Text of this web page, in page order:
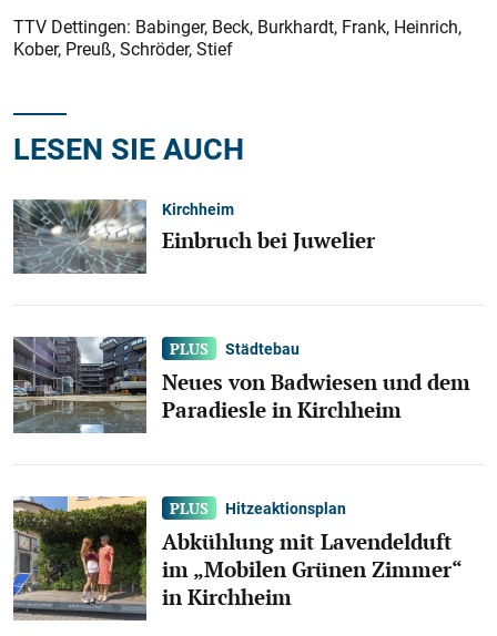
TTV Dettingen: Babinger, Beck, Burkhardt, Frank, Heinrich,
Kober, Preuß, Schröder, Stief
LESEN SIE AUCH
Kirchheim
Einbruch bei Juwelier
Städtebau
Neues von Badwiesen und dem
Paradiesle in Kirchheim
Hitzeaktionsplan
Abkühlung mit Lavendelduft
im „Mobilen Grünen Zimmer“
in Kirchheim